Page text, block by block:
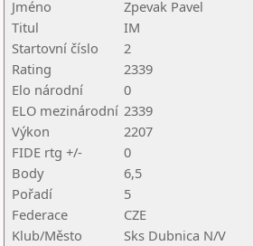
Jméno
Zpevak Pavel
Titul
IM
Startovní číslo
2
Rating
2339
Elo národní
0
ELO mezinárodní 2339
Výkon
2207
FIDE rtg +/-
0
Body
6,5
Pořadí
5
Federace
CZE
Klub/Město
Sks Dubnica N/V